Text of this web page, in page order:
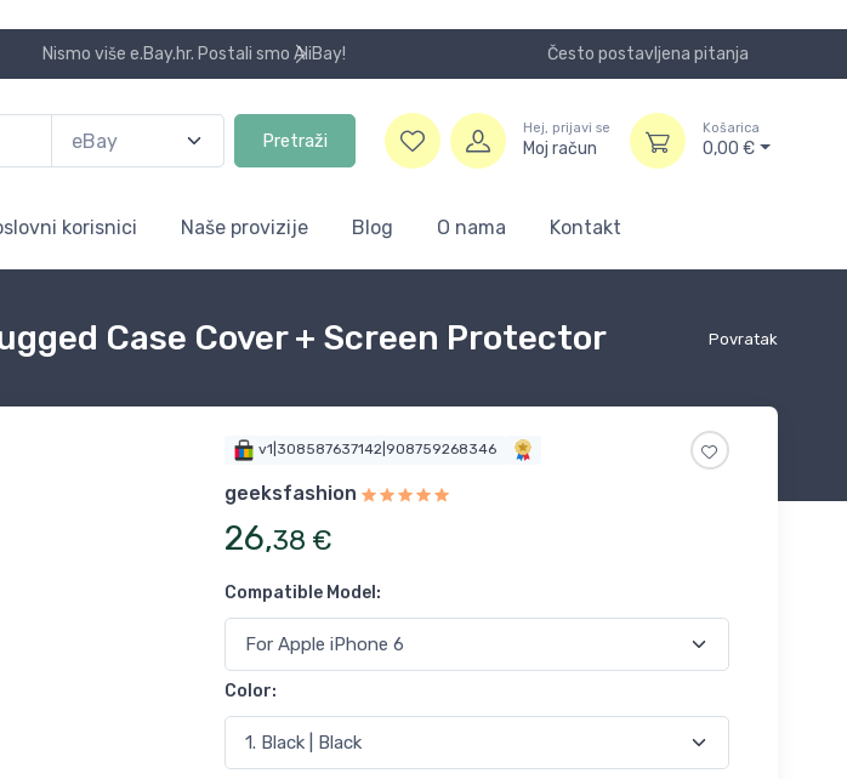
više e.Bay.hr. Postali smo AliBay! Često postavljena pitanja
Pretraži
Hej, prijavi se
Moj račun
Košarica
0,00 €
korisnici Naše provizije Blog O nama Kontakt
Povratak
Case Cover + Screen Protector
v1|308587637142|908759268346
geeksfashion
26,38 €
Compatible Model :
Color: